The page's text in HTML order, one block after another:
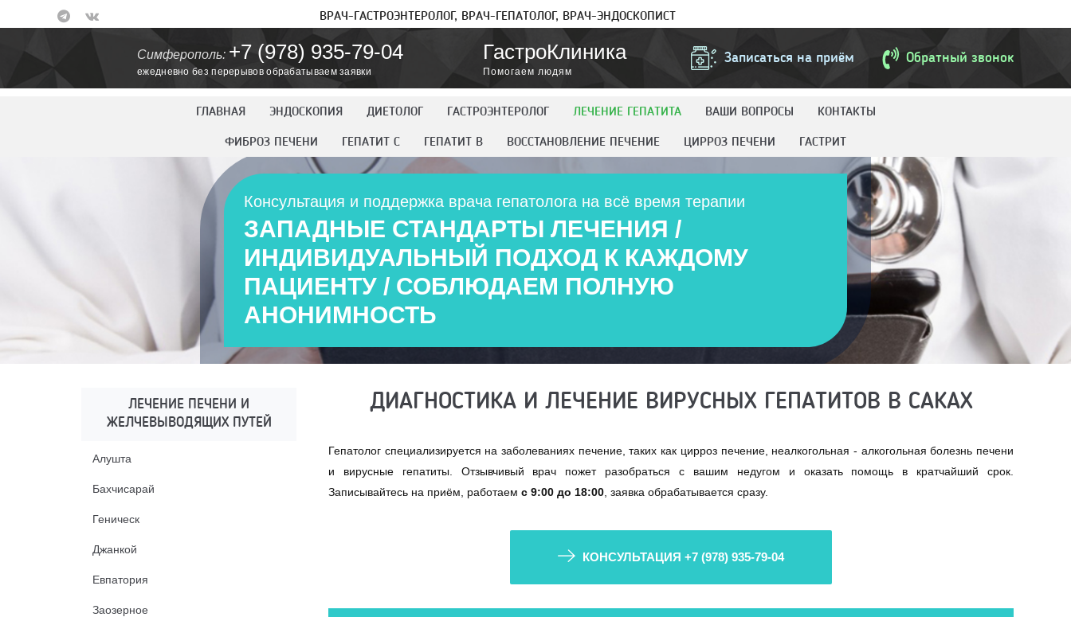
ВРАЧ-ГАСТРОЭНТЕРОЛОГ, ВРАЧ-ГЕПАТОЛОГ, ВРАЧ-ЭНДОСКОПИСТ
Симферополь: +7 (978) 935-79-04
ежедневно без перерывов обрабатываем заявки
ГастроКлиника
Помогаем людям
Записаться на приём Обратный звонок
ГЛАВНАЯ ЭНДОСКОПИЯ ДИЕТОЛОГ ГАСТРОЭНТЕРОЛОГ ЛЕЧЕНИЕ ГЕПАТИТА ВАШИ ВОПРОСЫ КОНТАКТЫ
ФИБРОЗ ПЕЧЕНИ ГЕПАТИТ C ГЕПАТИТ B ВОССТАНОВЛЕНИЕ ПЕЧЕНИЕ ЦИРРОЗ ПЕЧЕНИ ГАСТРИТ
Консультация и поддержка врача гепатолога на всё время терапии
ЗАПАДНЫЕ СТАНДАРТЫ ЛЕЧЕНИЯ /
ИНДИВИДУАЛЬНЫЙ ПОДХОД К КАЖДОМУ
ПАЦИЕНТУ / СОБЛЮДАЕМ ПОЛНУЮ
АНОНИМНОСТЬ
ДИАГНОСТИКА И ЛЕЧЕНИЕ ВИРУСНЫХ ГЕПАТИТОВ В САКАХ
Гепатолог специализируется на заболеваниях печение, таких как цирроз печение, неалкогольная - алкогольная болезнь печени
и вирусные гепатиты. Отзывчивый врач пожет разобраться с вашим недугом и оказать помощь в кратчайший срок.
Записывайтесь на приём, работаем с 9:00 до 18:00 , заявка обрабатывается сразу.
КОНСУЛЬТАЦИЯ +7 (978) 935-79-04
ЛЕЧЕНИЕ ПЕЧЕНИ И
ЖЕЛЧЕВЫВОДЯЩИХ ПУТЕЙ
Алушта
Бахчисарай
Геническ
Джанкой
Евпатория
Заозерное